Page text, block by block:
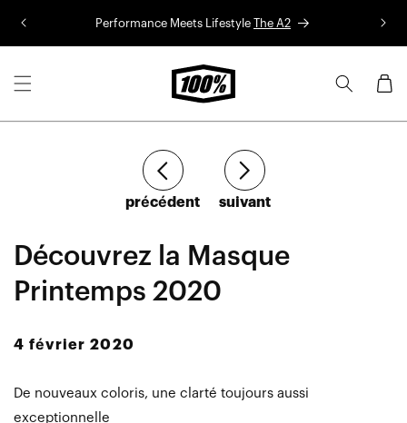
Performance Meets Lifestyle The A2
Panier
Découvrez la Masque
Printemps 2020
4 février 2020
Article
précédent Article
suivant
De nouveaux coloris, une clarté toujours aussi
exceptionnelle